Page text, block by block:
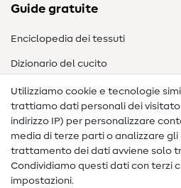
Guide gratuite
Enciclopedia dei tessuti
Dizionario del cucito
Nähanleitungen
Assistenza e contatto
Contatto
Informazioni sul nuovo proprietario
Utilizziamo cookie e tecnologie
trattiamo dati personali dei
indirizzo IP) per personalizzare
media di terze parti o analizzare
trattamento dei dati avviene solo
Condividiamo questi dati con terzi
impostazioni.